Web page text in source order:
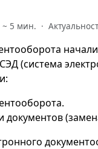
5 мин. ·
(система
документов